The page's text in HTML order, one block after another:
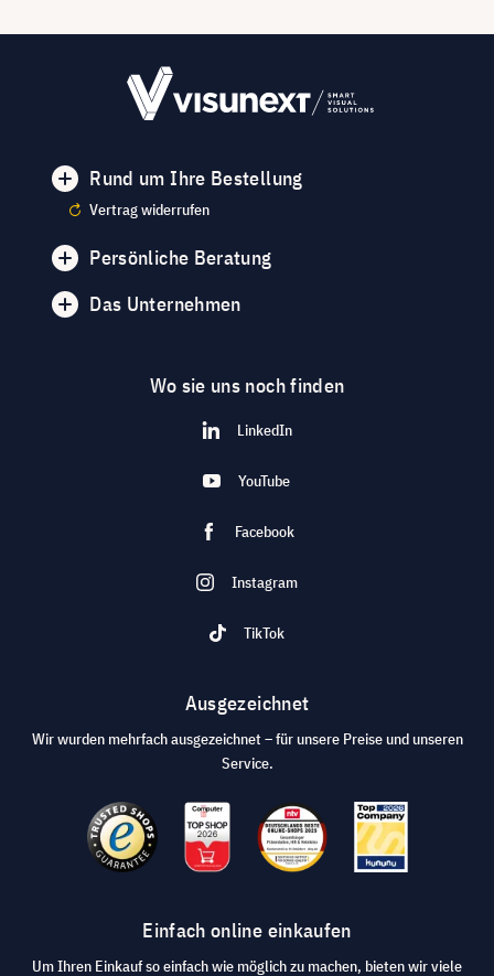
Rund um Ihre Bestellung
Vertrag widerrufen
Persönliche Beratung
Das Unternehmen
Wo sie uns noch finden
LinkedIn
YouTube
Facebook
Instagram
TikTok
Ausgezeichnet
Wir wurden mehrfach ausgezeichnet – für unsere Preise und unseren
Service.
Einfach online einkaufen
Um Ihren Einkauf so einfach wie möglich zu machen, bieten wir viele